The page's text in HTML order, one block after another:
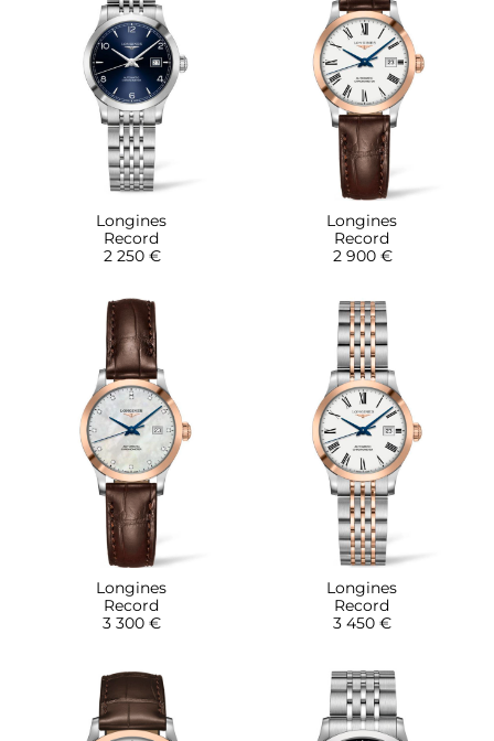
Longines
Record
2 250 €
Longines
Record
2 900 €
Longines
Record
3 300 €
Longines
Record
3 450 €